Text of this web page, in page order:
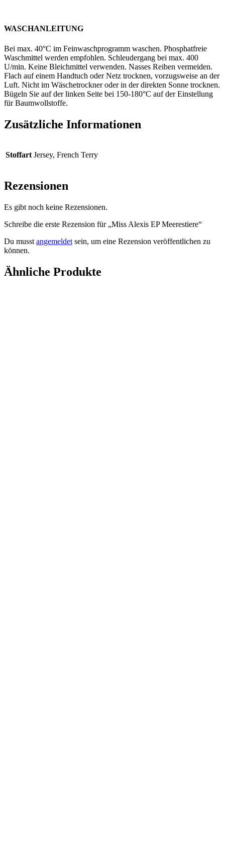
WASCHANLEITUNG
Bei max. 40°C im Feinwaschprogramm waschen. Phosphatfreie
Waschmittel werden empfohlen. Schleudergang bei max. 400
U/min. Keine Bleichmittel verwenden. Nasses Reiben vermeiden.
Flach auf einem Handtuch oder Netz trocknen, vorzugsweise an der
Luft. Nicht im Wäschetrockner oder in der direkten Sonne trocknen.
Bügeln Sie auf der linken Seite bei 150-180°C auf der Einstellung
für Baumwollstoffe.
Zusätzliche Informationen
Stoffart Jersey, French Terry
Rezensionen
Es gibt noch keine Rezensionen.
Schreibe die erste Rezension für „Miss Alexis EP Meerestiere“
Du musst angemeldet sein, um eine Rezension veröffentlichen zu
können.
Ähnliche Produkte